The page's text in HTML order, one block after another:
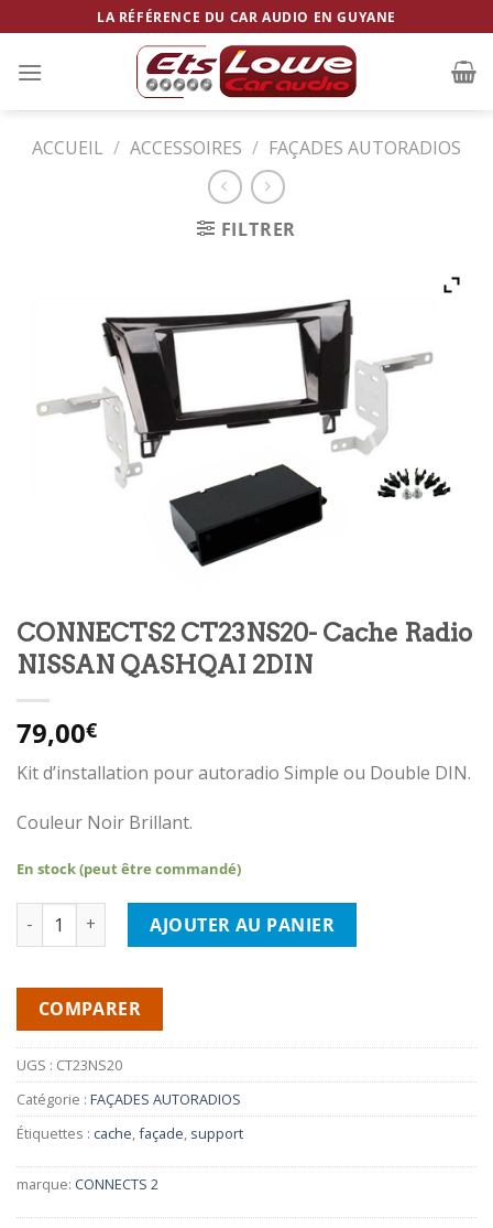
to
content
LA RÉFÉRENCE DU CAR AUDIO EN GUYANE
ACCUEIL / ACCESSOIRES / FAÇADES AUTORADIOS
FILTRER
CONNECTS2 CT23NS20- Cache Radio
NISSAN QASHQAI 2DIN
79,00€
Kit d’installation pour autoradio Simple ou Double DIN.
Couleur Noir Brillant.
En stock (peut être commandé)
quantité de CONNECTS2 CT23NS20- Cache Radio NISSAN
AJOUTER AU PANIER
COMPARER
UGS : CT23NS20
Catégorie : FAÇADES AUTORADIOS
Étiquettes : cache,façade, support
marque: CONNECTS 2